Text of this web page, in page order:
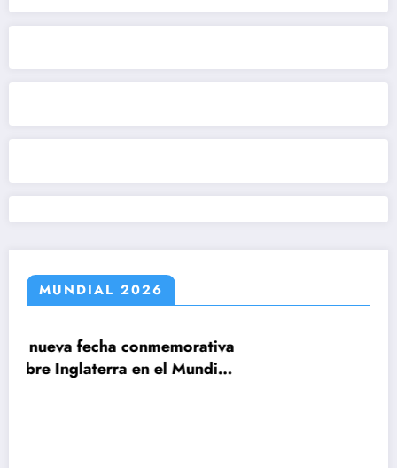
MUNDIAL 2026
Mundial
Claudio Tapia: »El Mundial se
le ganamos a Inglaterra»